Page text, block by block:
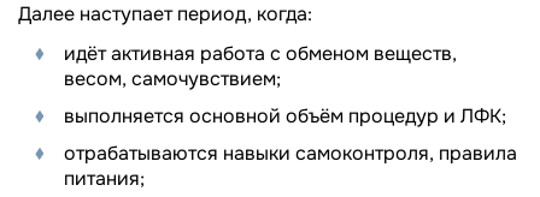
Далее наступает период, когда:
идёт активная работа с обменом веществ,
весом, самочувствием;
выполняется основной объём процедур и ЛФК;
отрабатываются навыки самоконтроля, правила
питания;